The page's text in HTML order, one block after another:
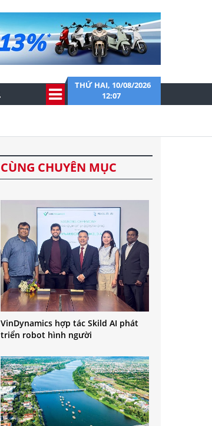
THỨ HAI, 10/08/2026
12:07
CÙNG CHUYÊN MỤC
VinDynamics hợp tác Skild AI phát
triển robot hình người